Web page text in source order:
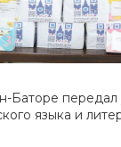
Баторе передал
языка и